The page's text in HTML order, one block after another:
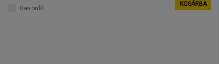
KOSÁRBA
Hasonlít